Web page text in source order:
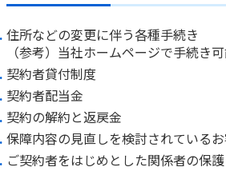
住所などの変更に伴う各種手続き
（参考）当社ホームページで手続き
契約者貸付制度
契約者配当金
契約の解約と返戻金
保障内容の見直しを検討されている
ご契約者をはじめとした関係者の保護